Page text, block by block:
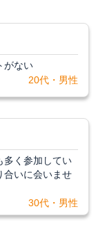
がない
20代・男性
多く参加してい
合いに会いませ
30代・男性